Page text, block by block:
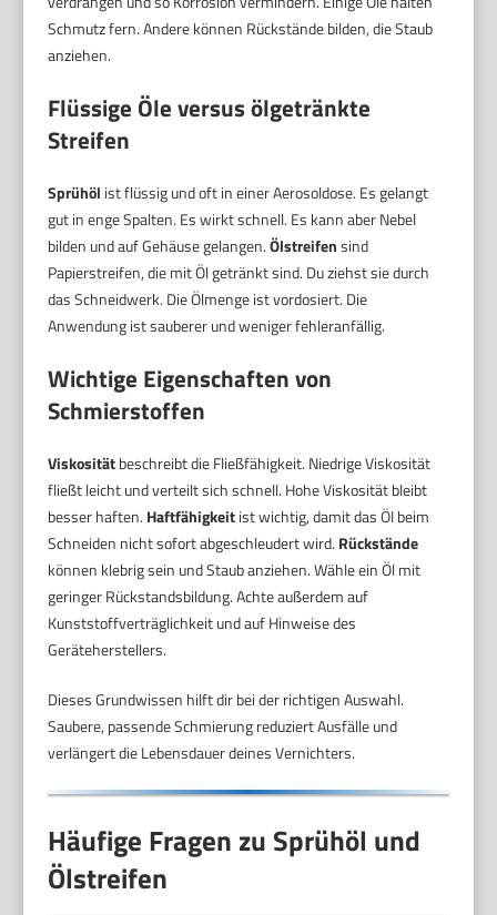
Schmutz fern. Andere können Rückstände bilden, die Staub
anziehen.
Flüssige Öle versus ölgetränkte
Streifen
Sprühöl ist flüssig und oft in einer Aerosoldose. Es gelangt
gut in enge Spalten. Es wirkt schnell. Es kann aber Nebel
bilden und auf Gehäuse gelangen.Ölstreifensind
Papierstreifen, die mit Öl getränkt sind. Du ziehst sie durch
das Schneidwerk. Die Ölmenge ist vordosiert. Die
Anwendung ist sauberer und weniger fehleranfällig.
Wichtige Eigenschaften von
Schmierstoffen
Viskositätbeschreibt die Fließfähigkeit. Niedrige Viskosität
fließt leicht und verteilt sich schnell. Hohe Viskosität bleibt
besser haften. Haftfähigkeitist wichtig, damit das Öl beim
Schneiden nicht sofort abgeschleudert wird. Rückstände
können klebrig sein und Staub anziehen. Wähle ein Öl mit
geringer Rückstandsbildung. Achte außerdem auf
Kunststoffverträglichkeit und auf Hinweise des
Geräteherstellers.
Dieses Grundwissen hilft dir bei der richtigen Auswahl.
Saubere, passende Schmierung reduziert Ausfälle und
verlängert die Lebensdauer deines Vernichters.
Häufige Fragen zu Sprühöl und
Ölstreifen